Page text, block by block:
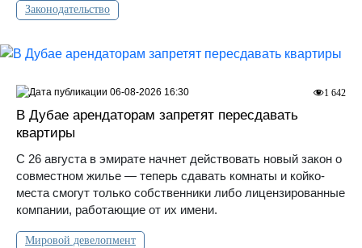
Законодательство
В Дубае арендаторам запретят пересдавать
квартиры
С 26 августа в эмирате начнет действовать новый закон о
совместном жилье — теперь сдавать комнаты и койко-
места смогут только собственники либо лицензированные
компании, работающие от их имени.
Мировой девелопмент
1 642
06-08-2026 16:30